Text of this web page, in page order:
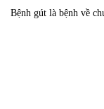
Bệnh gút là bệnh về